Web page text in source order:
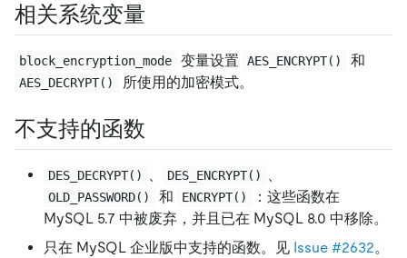
相关系统变量
block_encryption_mode 变量设置 AES_ENCRYPT() 和
AES_DECRYPT() 所使用的加密模式。
不支持的函数
DES_DECRYPT() 、 DES_ENCRYPT() 、
OLD_PASSWORD() 和 ENCRYPT()
：这些函数在
MySQL 5.7 中被废弃，并且已在 MySQL 8.0 中移除。
只在 MySQL 企业版中支持的函数。见 Issue #2632。